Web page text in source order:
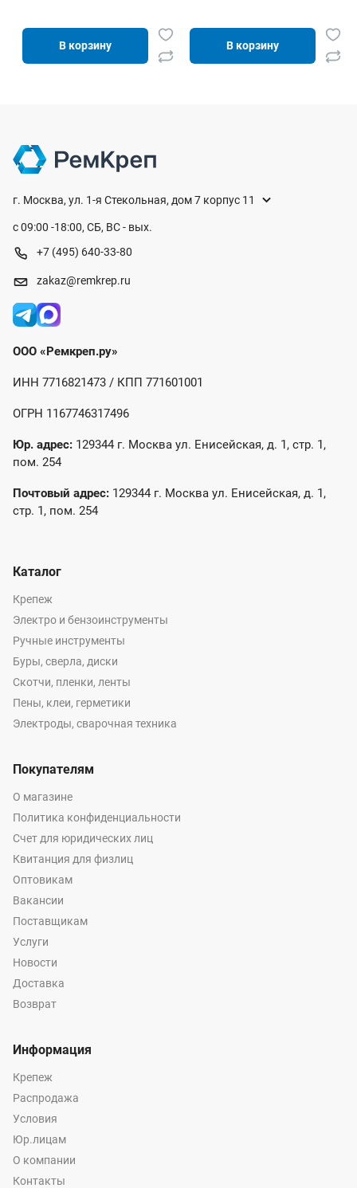
В корзину В корзину
г. Москва, ул. 1-я Стекольная, дом 7 корпус 11
с 09:00 -18:00, СБ, ВС - вых.
+7 (495) 640-33-80
zakaz@remkrep.ru
ООО «Ремкреп.ру»
ИНН 7716821473 / КПП 771601001
ОГРН 1167746317496
Юр. адрес: 129344 г. Москва ул. Енисейская, д. 1, стр. 1,
пом. 254
Почтовый адрес: 129344 г. Москва ул. Енисейская, д. 1,
стр. 1, пом. 254
Каталог
Крепеж
Электро и бензоинструменты
Ручные инструменты
Буры, сверла, диски
Скотчи, пленки, ленты
Пены, клеи, герметики
Электроды, сварочная техника
Покупателям
О магазине
Политика конфиденциальности
Счет для юридических лиц
Квитанция для физлиц
Оптовикам
Вакансии
Поставщикам
Услуги
Новости
Доставка
Возврат
Информация
Крепеж
Распродажа
Условия
Юр.лицам
О компании
Контакты